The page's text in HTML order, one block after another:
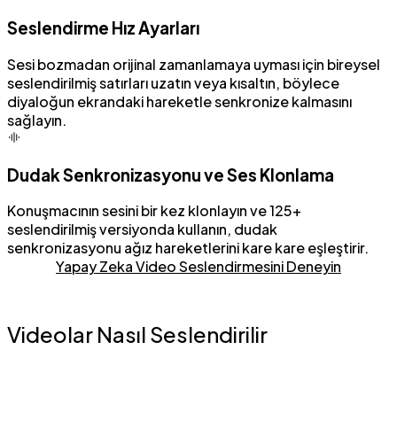
Seslendirme Hız Ayarları
Sesi bozmadan orijinal zamanlamaya uyması için bireysel
seslendirilmiş satırları uzatın veya kısaltın, böylece
diyaloğun ekrandaki hareketle senkronize kalmasını
sağlayın.
Dudak Senkronizasyonu ve Ses Klonlama
Konuşmacının sesini bir kez klonlayın ve 125+
seslendirilmiş versiyonda kullanın, dudak
senkronizasyonu ağız hareketlerini kare kare eşleştirir.
Yapay Zeka Video Seslendirmesini Deneyin
Videolar Nasıl Seslendirilir